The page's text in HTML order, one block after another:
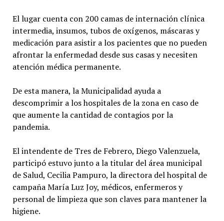
El lugar cuenta con 200 camas de internación clínica
intermedia, insumos, tubos de oxígenos, máscaras y
medicación para asistir a los pacientes que no pueden
afrontar la enfermedad desde sus casas y necesiten
atención médica permanente.
De esta manera, la Municipalidad ayuda a
descomprimir a los hospitales de la zona en caso de
que aumente la cantidad de contagios por la
pandemia.
El intendente de Tres de Febrero, Diego Valenzuela,
participó estuvo junto a la titular del área municipal
de Salud, Cecilia Pampuro, la directora del hospital de
campaña María Luz Joy, médicos, enfermeros y
personal de limpieza que son claves para mantener la
higiene.